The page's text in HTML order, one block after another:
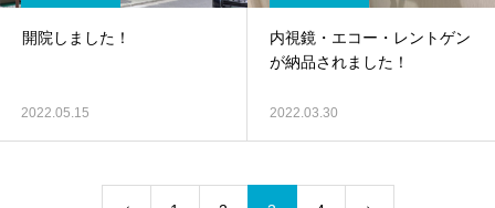
開院しました！
2022.05.15
内視鏡・エコー・レントゲン
が納品されました！
2022.03.30